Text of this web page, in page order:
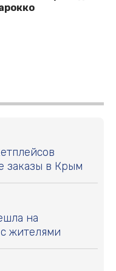
заказы в Крым
на
жителями